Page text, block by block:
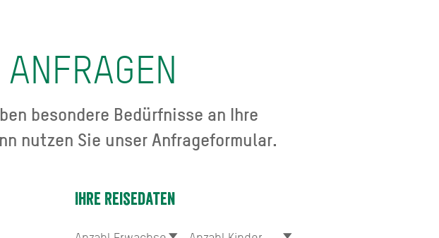
besondere Bedürfnisse an Ihre
nutzen Sie unser Anfrageformular.
Ihre Reisedaten